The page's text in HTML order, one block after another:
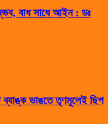
বাধ সাধে আইন : ডঃ
ভাঙতে তৃণমূলেই ছিপ